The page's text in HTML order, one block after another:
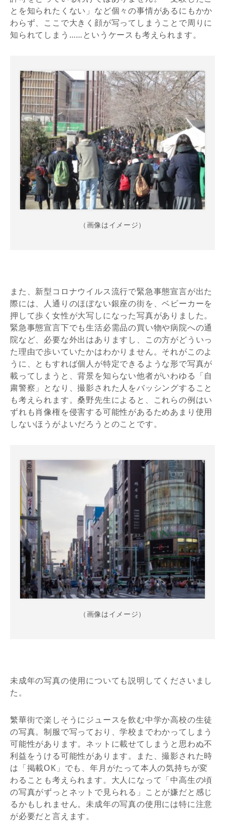
とを知られたくない」など個々の事情があるにもかか
わらず、ここで大きく顔が写ってしまうことで周りに
知られてしまう……というケースも考えられます。
（画像はイメージ）
また、新型コロナウイルス流行で緊急事態宣言が出た
際には、人通りのほぼない銀座の街を、ベビーカーを
押して歩く女性が大写しになった写真がありました。
緊急事態宣言下でも生活必需品の買い物や病院への通
院など、必要な外出はありますし、この方がどういっ
た理由で歩いていたかはわかりません。それがこのよ
うに、ともすれば個人が特定できるような形で写真が
載ってしまうと、背景を知らない他者がいわゆる「自
粛警察」となり、撮影された人をバッシングすること
も考えられます。桑野先生によると、これらの例はい
ずれも肖像権を侵害する可能性があるためあまり使用
しないほうがよいだろうとのことです。
（画像はイメージ）
未成年の写真の使用についても説明してくださいまし
た。
繁華街で楽しそうにジュースを飲む中学か高校の生徒
の写真。制服で写っており、学校までわかってしまう
可能性があります。ネットに載せてしまうと思わぬ不
利益をうける可能性があります。また、撮影された時
は「掲載OK」でも、年月がたって本人の気持ちが変
わることも考えられます。大人になって「中高生の頃
の写真がずっとネットで見られる」ことが嫌だと感じ
るかもしれません。未成年の写真の使用には特に注意
が必要だと言えます。